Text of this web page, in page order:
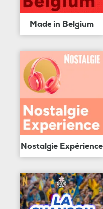
Made in Belgium
Nostalgie Expérience